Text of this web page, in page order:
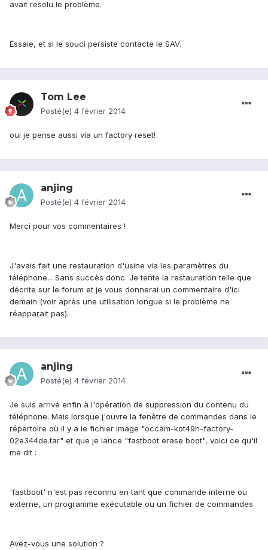
avait resolu le problème.
Essaie, et si le souci persiste contacte le SAV.
Tom Lee
Posté(e) 4 février 2014
oui je pense aussi via un factory reset!
anjing
Posté(e) 4 février 2014
Merci pour vos commentaires !
J'avais fait une restauration d'usine via les paramètres du
téléphone... Sans succès donc. Je tente la restauration telle que
décrite sur le forum et je vous donnerai un commentaire d'ici
demain (voir après une utilisation longue si le problème ne
réapparait pas).
anjing
Posté(e) 4 février 2014
Je suis arrivé enfin à l'opération de suppression du contenu du
téléphone. Mais lorsque j'ouvre la fenêtre de commandes dans le
répertoire où il y a le fichier image "occam-kot49h-factory-
02e344de.tar" et que je lance "fastboot erase boot", voici ce qu'il
me dit :
'fastboot' n'est pas reconnu en tant que commande interne ou
externe, un programme exécutable ou un fichier de commandes.
Avez-vous une solution ?